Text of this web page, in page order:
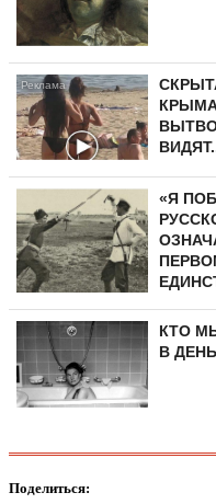
«Я
КТО
В
Поделиться: